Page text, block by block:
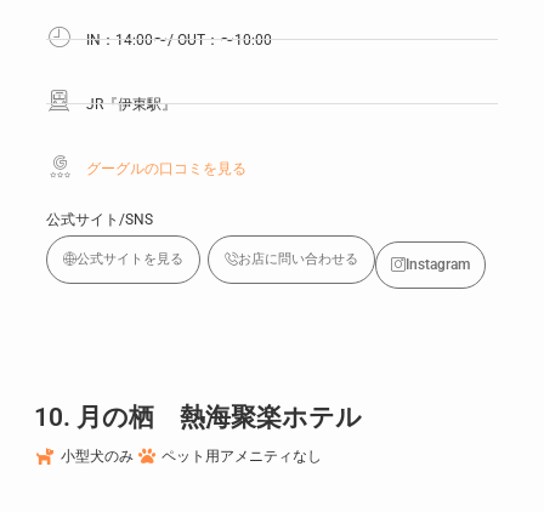
IN：14:00〜/ OUT：〜10:00
JR『伊東駅』
グーグルの口コミを見る
公式サイト/SNS
公式サイトを見る お店に問い合わせる Instagram
10. 月の栖 熱海聚楽ホテル
小型犬のみ ペット用アメニティなし